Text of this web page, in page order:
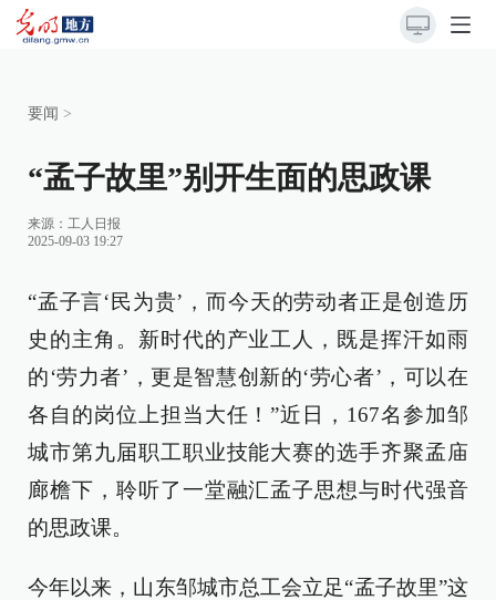
要闻 >
“孟子故里”别开生面的思政课
来源：工人日报
2025-09-03 19:27
“孟子言‘民为贵’，而今天的劳动者正是创造历
史的主角。新时代的产业工人，既是挥汗如雨
的‘劳力者’，更是智慧创新的‘劳心者’，可以在
各自的岗位上担当大任！”近日，167名参加邹
城市第九届职工职业技能大赛的选手齐聚孟庙
廊檐下，聆听了一堂融汇孟子思想与时代强音
的思政课。
今年以来，山东邹城市总工会立足“孟子故里”这